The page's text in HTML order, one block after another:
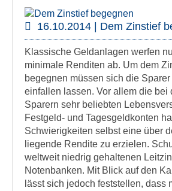
16.10.2014 | Dem Zinstief
Klassische Geldanlagen werfen
minimale Renditen ab. Um dem
begegnen müssen sich die
einfallen lassen. Vor allem die bei
Sparern sehr beliebten
Festgeld- und Tagesgeldkonten
Schwierigkeiten selbst eine über
liegende Rendite zu erzielen.
weltweit niedrig gehaltenen
Notenbanken. Mit Blick auf den
lässt sich jedoch feststellen, dass